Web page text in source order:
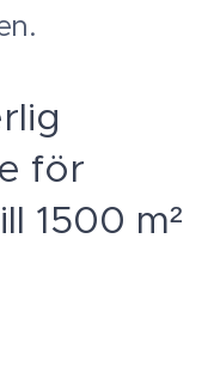
för
1500 m²